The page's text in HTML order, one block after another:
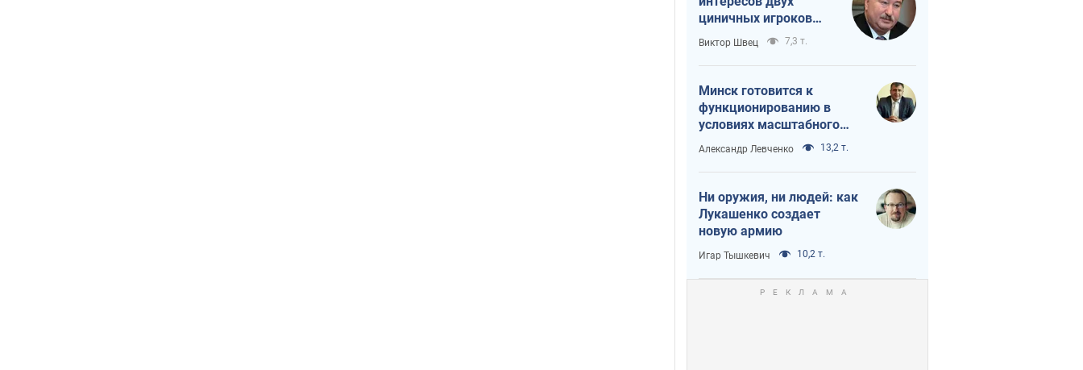
циничных игроков
или тайный план
Трампа и Путина?
Виктор Швец 7,3 т.
Минск готовится к
функционированию в
условиях масштабного
военного кризиса
Александр Левченко 13,2 т.
Ни оружия, ни людей: как
Лукашенко создает
новую армию
Игар Тышкевич 10,2 т.